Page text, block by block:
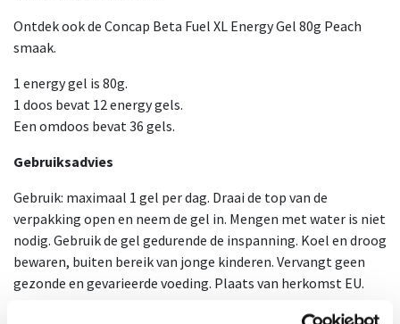
Ontdek ook de Concap Beta Fuel XL Energy Gel 80g Peach
smaak.
1 energy gel is 80g.
1 doos bevat 12 energy gels.
Een omdoos bevat 36 gels.
Gebruiksadvies
Gebruik: maximaal 1 gel per dag. Draai de top van de
verpakking open en neem de gel in. Mengen met water is niet
nodig. Gebruik de gel gedurende de inspanning. Koel en droog
bewaren, buiten bereik van jonge kinderen. Vervangt geen
gezonde en gevarieerde voeding. Plaats van herkomst EU.